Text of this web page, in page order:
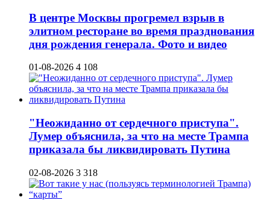
В центре Москвы прогремел взрыв в
элитном ресторане во время празднования
дня рождения генерала. Фото и видео
01-08-2026 4 108
"Неожиданно от сердечного приступа".
Лумер объяснила, за что на месте Трампа
приказала бы ликвидировать Путина
02-08-2026 3 318